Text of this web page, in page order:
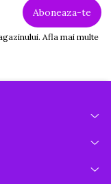
Afla mai multe